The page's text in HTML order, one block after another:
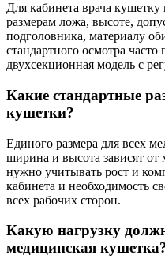
Для кабинета врача
размерам ложа, высоте,
подголовника, материалу
стандартного осмотра
двухсекционная модель с
Какие стандартные
кушетки?
Единого размера для всех
ширина и высота зависят
нужно учитывать рост и
кабинета и необходимость
всех рабочих сторон.
Какую нагрузку
медицинская